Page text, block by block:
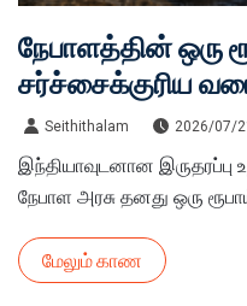
நேபாளத்தின் ஒரு
சர்ச்சைக்குரிய
இந்தியாவுடன்
ராஜதந்திர முயற்சி!
Seithithalam 2026/07/
இந்தியாவுடனான இருதரப்பு
நேபாள அரசு தனது ஒரு
மேலும் காண